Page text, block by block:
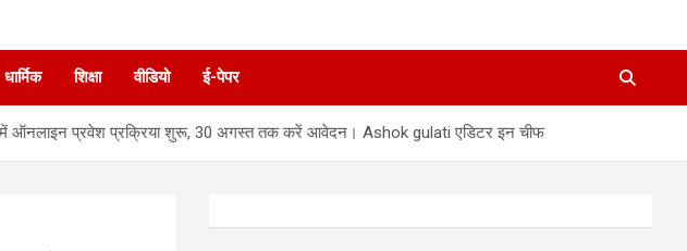
धार्मिक शिक्षा वीडियो ई-पेपर
में ऑनलाइन प्रवेश प्रक्रिया शुरू, 30 अगस्त तक करें आवेदन। Ashok gulati एडिटर इन चीफ